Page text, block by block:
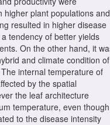
higher plant populations and
resulted in higher disease
tendency of better yields
On the other hand, it
and climate condition of
internal temperature of
by the spatial
the leaf architecture
temperature, even
to the disease intensity